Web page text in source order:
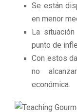
Se están
en menor
La
punto de
Con estos
no
económica.